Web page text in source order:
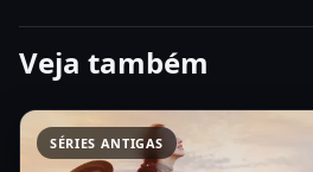
Veja também
SÉRIES ANTIGAS